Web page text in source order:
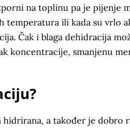
na toplinu pa je pijenje
ili kada su vrlo
Čak i blaga dehidracija
koncentracije, smanjenu
a također je dobro